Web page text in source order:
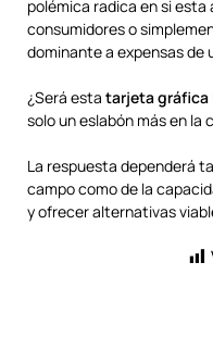
polémica radica en si
consumidores o
dominante a expensas de
¿Será esta tarjeta gráfica
solo un eslabón más en la
La respuesta dependerá
campo como de la
y ofrecer alternativas